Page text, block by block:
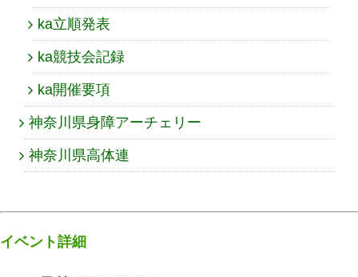
ka立順発表
ka競技会記録
ka開催要項
神奈川県身障アーチェリー
神奈川県高体連
イベント詳細